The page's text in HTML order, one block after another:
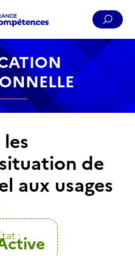
Menu Pied de page
de
aux usages
: